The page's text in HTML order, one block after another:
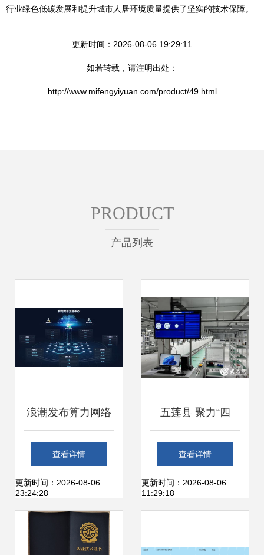
行业绿色低碳发展和提升城市人居环境质量提供了坚实的技术保障。
更新时间：2026-08-06 19:29:11
如若转载，请注明出处：
http://www.mifengyiyuan.com/product/49.html
PRODUCT
产品列表
浪潮发布算力网络
共享交易中心，助
推算网产业生态体
查看详情
更新时间：2026-08-06
23:24:28
五莲县 聚力“四
新”产业招引，推动
新一代信息技术产
查看详情
更新时间：2026-08-06
11:29:18